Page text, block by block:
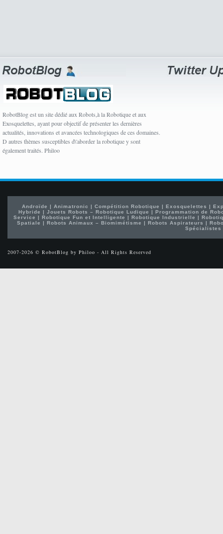
RobotBlog est un site dédié aux Robots,à la Robotique et aux
Exosquelettes, ayant pour objectif de présenter les dernières
actualités, innovations et avancées technologiques de ces domaines.
D autres thèmes susceptibles d\'aborder la robotique y sont
également traités. Philoo
Androïde | Animatronic | Compétition Robotique | Exosquelettes |
Hybride |Jouets Robots – Robotique Ludique |Programmation de
Service | Robotique Fun et Intelligente | Robotique Industrielle |
Spatiale | Robots Animaux – Biomimétisme | Robots Aspirateurs |
Spécialistes
2007-2026 © RobotBlog by Philoo - All Rights Reserved